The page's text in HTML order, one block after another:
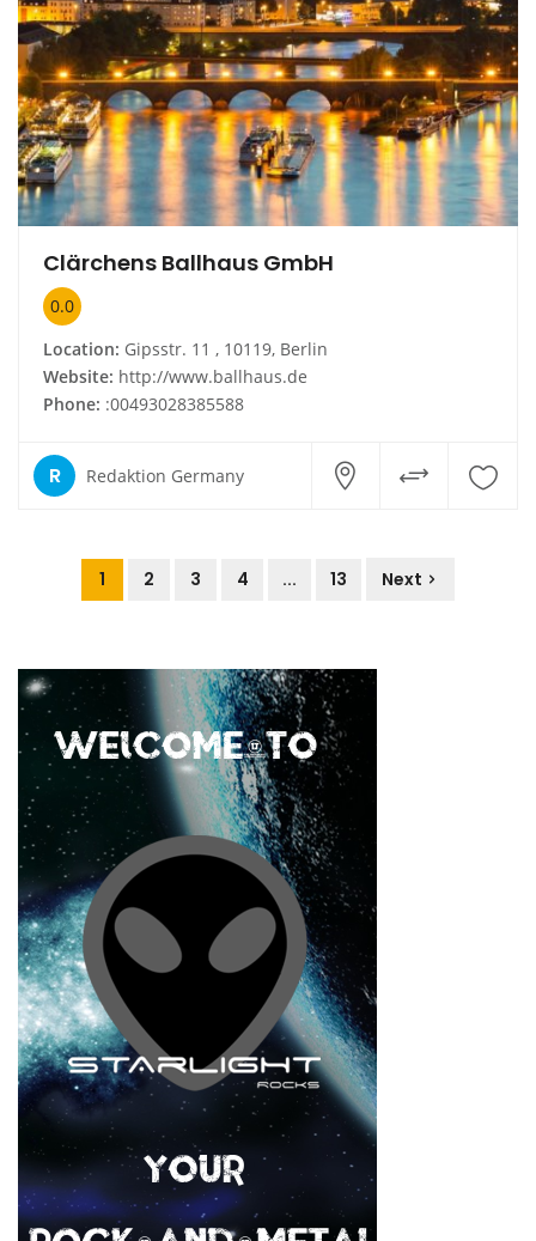
Clärchens Ballhaus GmbH
0.0
Location: Gipsstr. 11 , 10119, Berlin
Website: http://www.ballhaus.de
Phone: :00493028385588
R Redaktion Germany
1 2 3 4 ... 13 Next